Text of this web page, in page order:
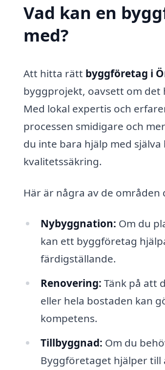
Vad kan en
med?
Att hitta rätt byggföretag i
byggprojekt, oavsett om
Med lokal expertis och
processen smidigare och
du inte bara hjälp med
kvalitetssäkring.
Här är några av de
Nybyggnation: Om du
kan ett byggföretag
färdigställande.
Renovering: Tänk på att
eller hela bostaden kan
kompetens.
Tillbyggnad: Om du
Byggföretaget hjälper